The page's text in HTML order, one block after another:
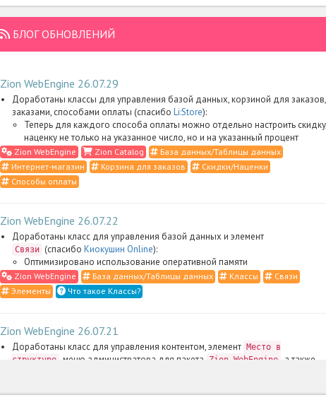
БЛОГ ОБНОВЛЕНИЙ
Zion WebEngine 26.07.29
Доработаны классы для управления базой данных, корзиной для заказов,
заказами, способами оплаты (спасибо Li:Store):
Теперь для каждого способа оплаты можно отдельно настроить
наценку не только на указанное число, но и на указанный процент
Zion WebEngine Zion Catalog
База данных/Таблицы данных
Интернет-магазин
Корзина для заказов
Скидки/Наценки
Способы оплаты
Zion WebEngine 26.07.22
Доработаны класс для управления базой данных и элемент
Связи (спасибо Киокушин Online):
Оптимизировано использование оперативной памяти
Zion WebEngine База данных/Таблицы данных Классы
Связи
Элементы
Что такое Классы?
Zion WebEngine 26.07.21
Доработаны класс для управления контентом, элемент Место в
структуре
, меню администратора для пакета Zion WebEngine
, а также
административном интерфейсе нужно отобразить подразделы только